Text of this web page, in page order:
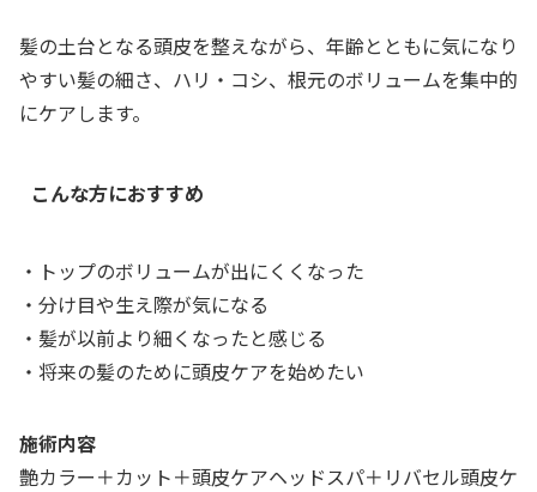
髪の土台となる頭皮を整えながら、年齢とともに気になり
やすい髪の細さ、ハリ・コシ、根元のボリュームを集中的
にケアします。
こんな方におすすめ
・トップのボリュームが出にくくなった
・分け目や生え際が気になる
・髪が以前より細くなったと感じる
・将来の髪のために頭皮ケアを始めたい
施術内容
艶カラー＋カット＋頭皮ケアヘッドスパ＋リバセル頭皮ケ